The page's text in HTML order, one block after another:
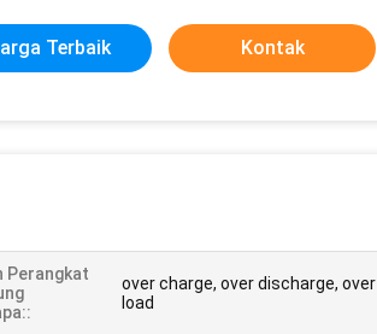
Terbaik Kontak
Perangkat
over charge, over discharge, over
load